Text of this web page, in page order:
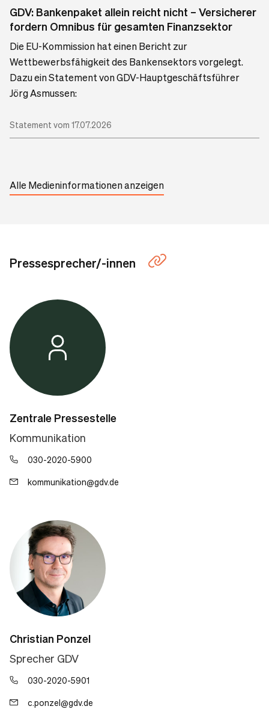
GDV: Bankenpaket allein reicht nicht – Versicherer
fordern Omnibus für gesamten Finanzsektor
Die EU-Kommission hat einen Bericht zur
Wettbewerbsfähigkeit des Bankensektors vorgelegt.
Dazu ein Statement von GDV-Hauptgeschäftsführer
Jörg Asmussen:
Statement vom 17.07.2026
Alle Medieninformationen anzeigen
Pressesprecher/-innen
Zentrale Pressestelle
Kommunikation
030-2020-5900
kommunikation@gdv.de
Christian Ponzel
Sprecher GDV
030-2020-5901
c.ponzel@gdv.de